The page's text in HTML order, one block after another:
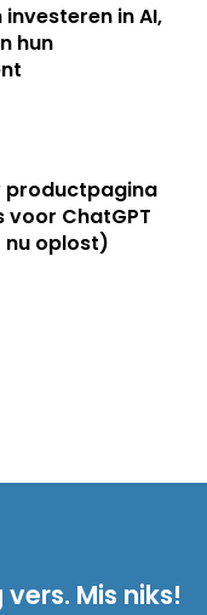
in AI,
hun
productpagina
ChatGPT
nu oplost)
Mis niks!